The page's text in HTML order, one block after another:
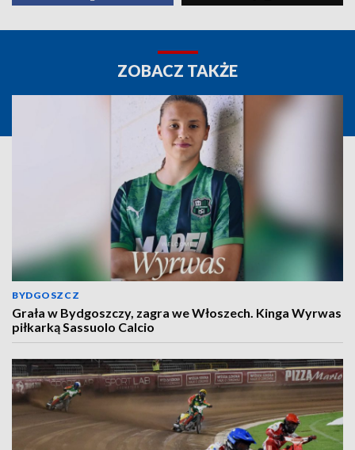
ZOBACZ TAKŻE
BYDGOSZCZ
Grała w Bydgoszczy, zagra we Włoszech. Kinga Wyrwas
piłkarką Sassuolo Calcio